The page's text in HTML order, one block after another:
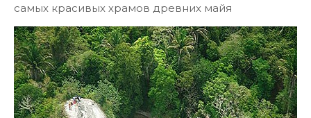
самых красивых храмов древних майя